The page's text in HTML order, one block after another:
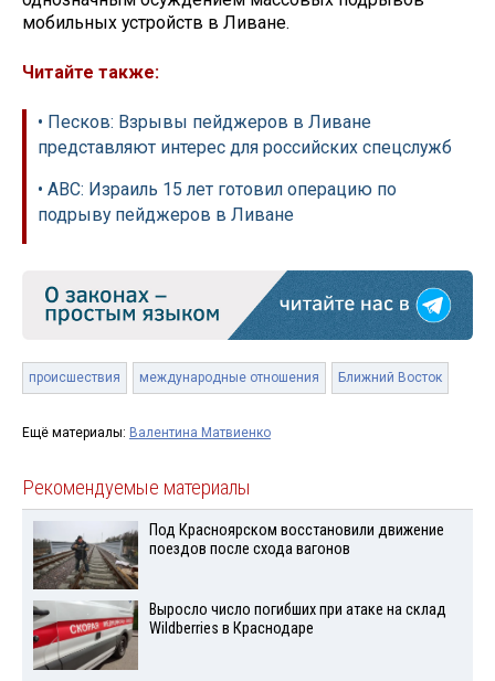
мобильных устройств в Ливане.
Читайте также:
• Песков: Взрывы пейджеров в Ливане
представляют интерес для российских спецслужб
• ABC: Израиль 15 лет готовил операцию по
подрыву пейджеров в Ливане
происшествия международные отношения Ближний Восток
Ещё материалы: Валентина Матвиенко
Рекомендуемые материалы
Под Красноярском восстановили движение
поездов после схода вагонов
Выросло число погибших при атаке на склад
Wildberries в Краснодаре